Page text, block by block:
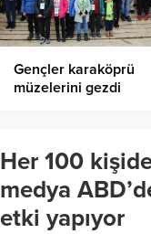
Gençler karaköprü
müzelerini gezdi
Her 100
medya
etki yapıyor